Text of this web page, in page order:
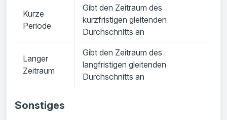
Kurze
Periode
Gibt den Zeitraum des
kurzfristigen gleitenden
Durchschnitts an
Langer
Zeitraum
Gibt den Zeitraum des
langfristigen gleitenden
Durchschnitts an
Sonstiges